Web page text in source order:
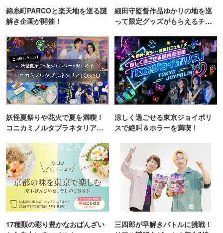
錦糸町PARCOと楽天地を巡る謎
解き企画が開催！
細田守監督作品ゆかりの地を巡
って限定グッズがもらえるチャ
妖怪夏祭りや花火で夏を満喫！
コニカミノルタプラネタリア
涼しく過ごせる東京ジョイポリ
スで絶叫＆ホラーを満喫！
17種類の彩り豊かなおばんざい
三四郎が早解きバトルに挑戦！